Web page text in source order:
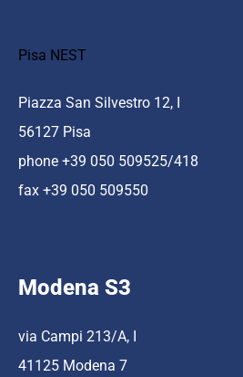
Pisa NEST
Piazza San Silvestro 12, I
56127 Pisa
phone +39 050 509525/418
fax +39 050 509550
Modena S3
via Campi 213/A, I
41125 Modena 7